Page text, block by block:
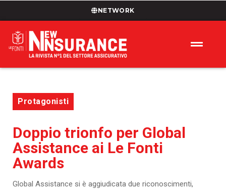
NETWORK
Protagonisti
Doppio trionfo per Global
Assistance ai Le Fonti
Awards
Global Assistance si è aggiudicata due riconoscimenti,